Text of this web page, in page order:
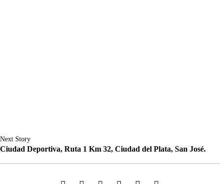
Next Story
Ciudad Deportiva, Ruta 1 Km 32, Ciudad del Plata, San José.